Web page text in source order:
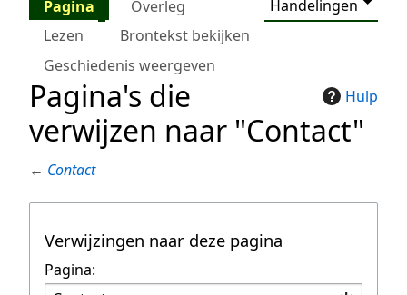
Pagina Overleg
Handelingen
Lezen
Brontekst bekijken
Geschiedenis weergeven
Hulp
Pagina's die
verwijzen naar "Contact"
← Contact
Verwijzingen naar deze pagina
Pagina: